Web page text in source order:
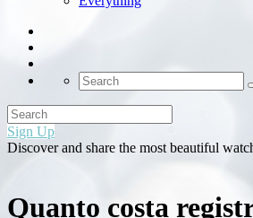
Sign Up
Discover and share the most beautiful
Quanto costa